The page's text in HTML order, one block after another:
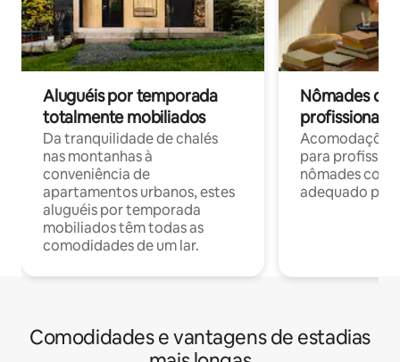
Aluguéis por temporada
totalmente mobiliados
Da tranquilidade de chalés
nas montanhas à
conveniência de
apartamentos urbanos, estes
aluguéis por temporada
mobiliados têm todas as
comodidades de um lar.
Nômades
profissionais
para
nômades com
adequado
Comodidades e vantagens de estadias